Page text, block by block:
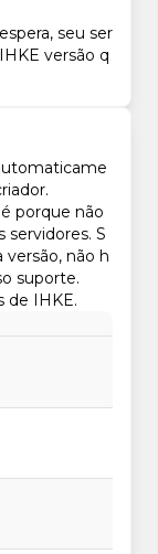
seu ser
versão q
porque não
S
não h
suporte.
de IHKE.